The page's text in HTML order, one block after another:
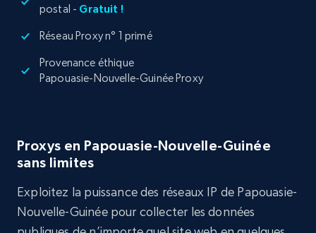
postal - Gratuit !
Réseau Proxy n° 1 primé
Provenance éthique
Papouasie-Nouvelle-Guinée Proxy
Proxys en Papouasie-Nouvelle-Guinée
sans limites
Exploitez la puissance des réseaux IP de Papouasie-
Nouvelle-Guinée pour collecter les données